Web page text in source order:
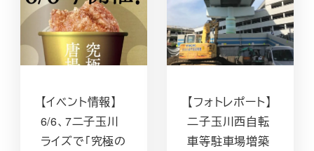
【イベント情報】
6/6、7二子玉川
ライズで「究極の
【フォトレポート】
二子玉川西自転
車等駐車場増築